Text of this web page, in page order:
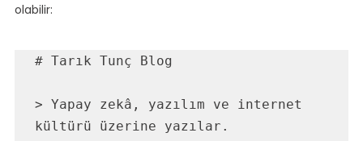
olabilir:
# Tarık Tunç Blog
> Yapay zekâ, yazılım ve internet
kültürü üzerine yazılar.